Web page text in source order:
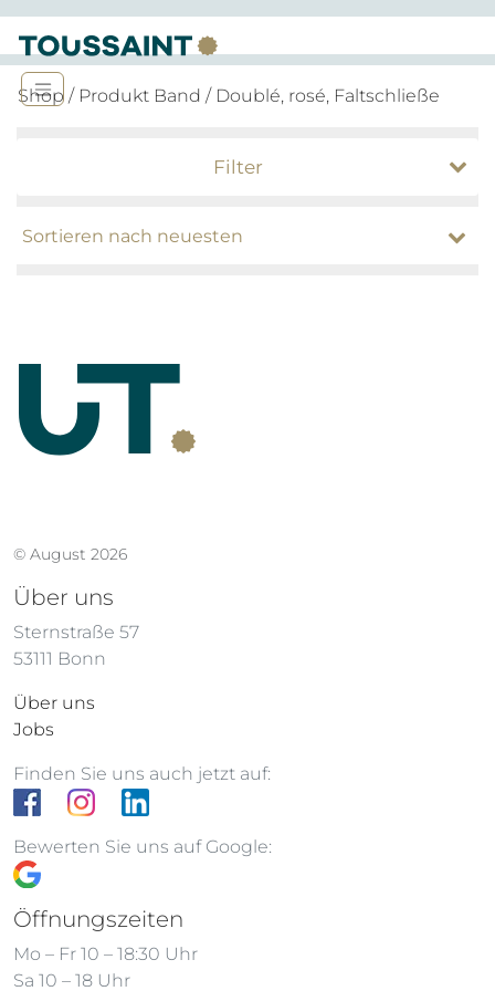
Shop / Produkt Band / Doublé, rosé, Faltschließe
Filter
© August 2026
Über uns
Sternstraße 57
53111 Bonn
Über uns
Jobs
Finden Sie uns auch jetzt auf:
Bewerten Sie uns auf Google:
Öffnungszeiten
Mo – Fr 10 – 18:30 Uhr
Sa 10 – 18 Uhr